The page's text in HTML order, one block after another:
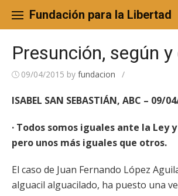
content
Fundación para la Libertad
Presunción, según y
09/04/2015 by fundacion /
ISABEL SAN SEBASTIÁN, ABC – 09/
· Todos somos iguales ante la Ley
pero unos más iguales que otros.
El caso de Juan Fernando López
alguacil alguacilado, ha puesto una